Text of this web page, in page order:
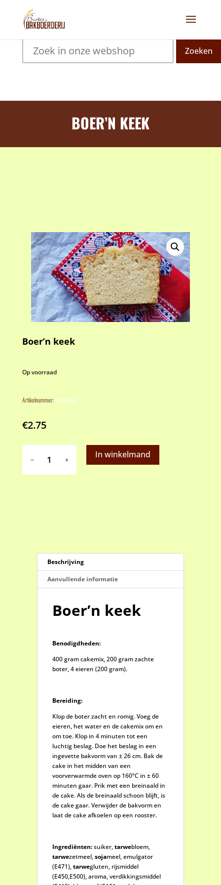
Zoeken
BOER’N KEEK
Boer’n keek
Op voorraad
Artikelnummer:000082
€2.75
keek
In winkelmand
Beschrijving
Aanvullende informatie
Boer’n keek
Benodigdheden:
400 gram cakemix, 200 gram zachte
boter, 4 eieren (200 gram).
Bereiding:
Klop de boter zacht en romig. Voeg de
eieren, het water en de cakemix om en
om toe. Klop in 4 minuten tot een
luchtig beslag. Doe het beslag in een
ingevette bakvorm van ± 26 cm. Bak de
cake in het midden van een
voorverwarmde oven op 160ºC in ± 60
minuten gaar. Prik met een breinaald in
de cake. Als de breinaald schoon blijft, is
de cake gaar. Verwijder de bakvorm en
laat de cake afkoelen op een rooster.
Ingrediënten:suiker,tarwebloem,
tarwezetmeel,sojameel, emulgator
(E471),tarwegluten, rijsmiddel
(E450,E500), aroma, verdikkingsmiddel